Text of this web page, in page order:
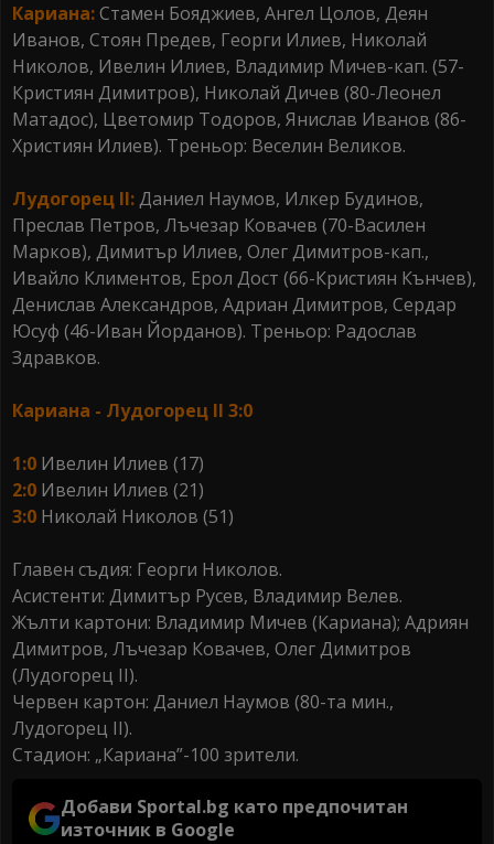
Кариана:Стамен Бояджиев, Ангел Цолов, Деян
Иванов, Стоян Предев, Георги Илиев, Николай
Николов, Ивелин Илиев, Владимир Мичев-кап. (57-
Кристиян Димитров), Николай Дичев (80-Леонел
Матадос), Цветомир Тодоров, Янислав Иванов (86-
Християн Илиев). Треньор: Веселин Великов.
Лудогорец II:Даниел Наумов, Илкер Будинов,
Преслав Петров, Лъчезар Ковачев (70-Василен
Марков), Димитър Илиев, Олег Димитров-кап.,
Ивайло Климентов, Ерол Дост (66-Кристиян Кънчев),
Денислав Александров, Адриан Димитров, Сердар
Юсуф (46-Иван Йорданов). Треньор: Радослав
Здравков.
Кариана - Лудогорец II 3:0
1:0 Ивелин Илиев (17)
2:0 Ивелин Илиев (21)
3:0 Николай Николов (51)
Главен съдия: Георги Николов.
Асистенти: Димитър Русев, Владимир Велев.
Жълти картони: Владимир Мичев (Кариана); Адриян
Димитров, Лъчезар Ковачев, Олег Димитров
(Лудогорец II).
Червен картон: Даниел Наумов (80-та мин.,
Лудогорец II).
Стадион: „Кариана”-100 зрители.
Добави Sportal.bg като предпочитан
източник в Google